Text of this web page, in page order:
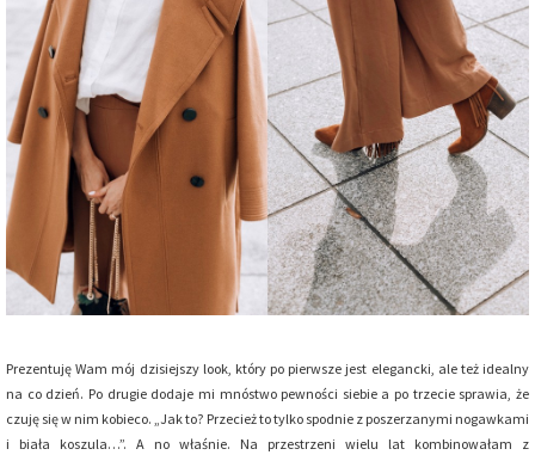
Prezentuję Wam mój dzisiejszy look, który po pierwsze jest elegancki, ale też idealny
na co dzień. Po drugie dodaje mi mnóstwo pewności siebie a po trzecie sprawia, że
czuję się w nim kobieco. „Jak to? Przecież to tylko spodnie z poszerzanymi nogawkami
i biała koszula…”. A no właśnie. Na przestrzeni wielu lat kombinowałam z